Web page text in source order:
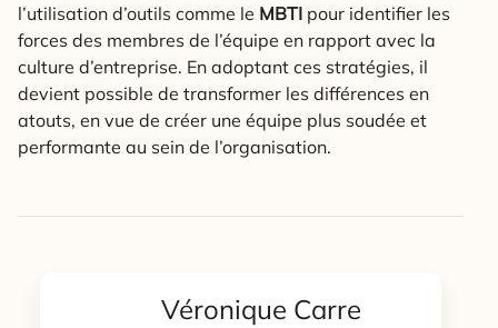
l’utilisation d’outils comme le MBTI pour identifier les
forces des membres de l’équipe en rapport avec la
culture d’entreprise. En adoptant ces stratégies, il
devient possible de transformer les différences en
atouts, en vue de créer une équipe plus soudée et
performante au sein de l’organisation.
Véronique Carre